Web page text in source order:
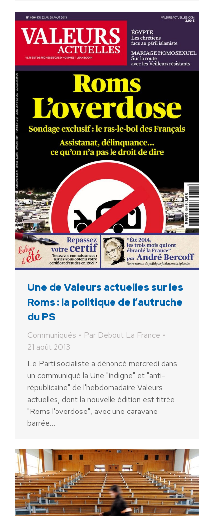
Une de Valeurs actuelles sur les
Roms : la politique de l’autruche
du PS
Communiqués Par Debout La France
21 août 2013
Le Parti socialiste a dénoncé mercredi dans
un communiqué la Une "indigne" et "anti-
républicaine" de l'hebdomadaire Valeurs
actuelles, dont la nouvelle édition est titrée
"Roms l'overdose", avec une caravane
barrée…